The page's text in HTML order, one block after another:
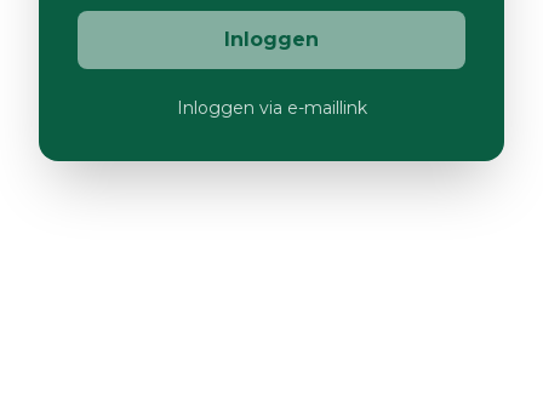
Inloggen
Inloggen via e-maillink